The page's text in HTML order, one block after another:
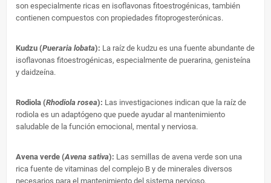
son especialmente ricas en isoflavonas fitoestrogénicas, también
contienen compuestos con propiedades fitoprogesterónicas.
Kudzu (Pueraria lobata): La raíz de kudzu es una fuente abundante de
isoflavonas fitoestrogénicas, especialmente de puerarina, genisteína
y daidzeína.
Rodiola (Rhodiola rosea): Las investigaciones indican que la raíz de
rodiola es un adaptógeno que puede ayudar al mantenimiento
saludable de la función emocional, mental y nerviosa.
Avena verde (Avena sativa): Las semillas de avena verde son una
rica fuente de vitaminas del complejo B y de minerales diversos
necesarios para el mantenimiento del sistema nervioso.